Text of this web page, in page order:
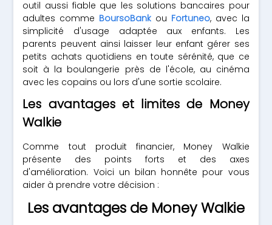
outil aussi fiable que les solutions bancaires pour
adultes comme BoursoBank ou Fortuneo, avec la
simplicité d'usage adaptée aux enfants. Les
parents peuvent ainsi laisser leur enfant gérer ses
petits achats quotidiens en toute sérénité, que ce
soit à la boulangerie près de l'école, au cinéma
avec les copains ou lors d'une sortie scolaire.
Les avantages et limites de Money
Walkie
Comme tout produit financier, Money Walkie
présente des points forts et des axes
d'amélioration. Voici un bilan honnête pour vous
aider à prendre votre décision :
Les avantages de Money Walkie